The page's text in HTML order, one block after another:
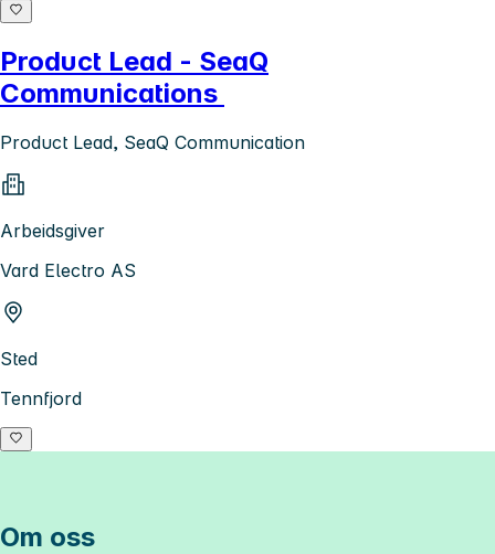
Product Lead - SeaQ
Communications
Product Lead, SeaQ Communication
Arbeidsgiver
Vard Electro AS
Sted
Tennfjord
Om oss